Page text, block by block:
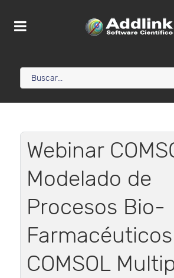
Webinar
Modelado de
Procesos Bio-
COMSOL